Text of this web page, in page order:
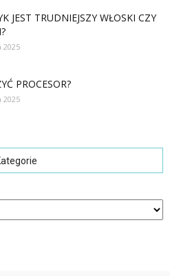
JEST TRUDNIEJSZY WŁOSKI CZY
2025
PROCESOR?
2025